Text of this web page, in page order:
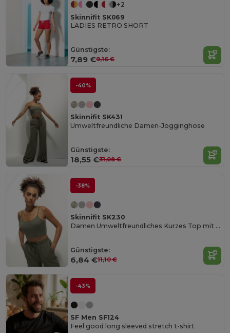
+2
Skinnifit SK069
LADIES RETRO SHORT
Günstigste:
7,89 €9,16 €
-40%
Skinnifit SK431
Umweltfreundliche Damen-Jogginghose
Günstigste:
18,55 €31,08 €
-38%
Skinnifit SK230
Damen Umweltfreundliches Kurzes Top mit Verstellbaren Trägern
Günstigste:
6,84 €11,10 €
-43%
SF Men SF124
Feel good long sleeved stretch t-shirt